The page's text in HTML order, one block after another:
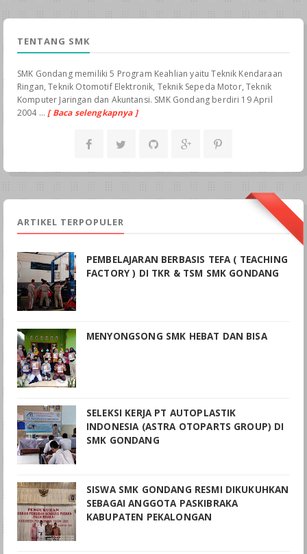
TENTANG SMK
SMK Gondang memiliki 5 Program Keahlian yaitu Teknik Kendaraan
Ringan, Teknik Otomotif Elektronik, Teknik Sepeda Motor, Teknik
Komputer Jaringan dan Akuntansi. SMK Gondang berdiri 19 April
2004 ... [ Baca selengkapnya ]
ARTIKEL TERPOPULER
PEMBELAJARAN BERBASIS TEFA ( TEACHING
FACTORY ) DI TKR & TSM SMK GONDANG
MENYONGSONG SMK HEBAT DAN BISA
SELEKSI KERJA PT AUTOPLASTIK
INDONESIA (ASTRA OTOPARTS GROUP) DI
SMK GONDANG
SISWA SMK GONDANG RESMI DIKUKUHKAN
SEBAGAI ANGGOTA PASKIBRAKA
KABUPATEN PEKALONGAN